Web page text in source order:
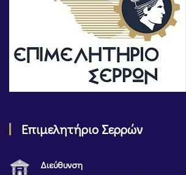
Επιμελητήριο Σερρών
Διεύθυνση